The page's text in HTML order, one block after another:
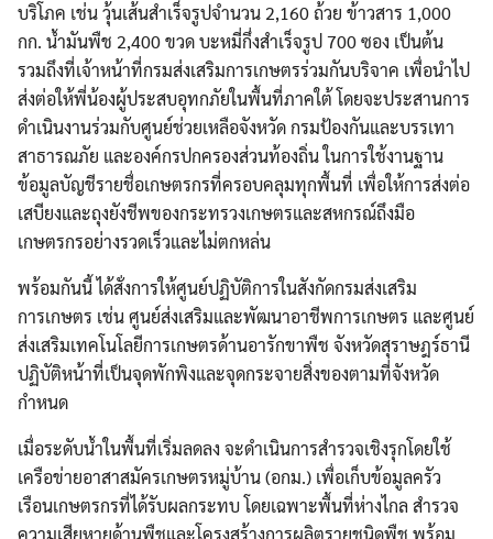
บริโภค เช่น วุ้นเส้นสำเร็จรูปจำนวน 2,160 ถ้วย ข้าวสาร 1,000
กก. น้ำมันพืช 2,400 ขวด บะหมี่กึ่งสำเร็จรูป 700 ซอง เป็นต้น
รวมถึงที่เจ้าหน้าที่กรมส่งเสริมการเกษตรร่วมกันบริจาค เพื่อนำไป
ส่งต่อให้พี่น้องผู้ประสบอุทกภัยในพื้นที่ภาคใต้ โดยจะประสานการ
ดำเนินงานร่วมกับศูนย์ช่วยเหลือจังหวัด กรมป้องกันและบรรเทา
สาธารณภัย และองค์กรปกครองส่วนท้องถิ่น ในการใช้งานฐาน
ข้อมูลบัญชีรายชื่อเกษตรกรที่ครอบคลุมทุกพื้นที่ เพื่อให้การส่งต่อ
เสบียงและถุงยังชีพของกระทรวงเกษตรและสหกรณ์ถึงมือ
เกษตรกรอย่างรวดเร็วและไม่ตกหล่น
พร้อมกันนี้ ได้สั่งการให้ศูนย์ปฏิบัติการในสังกัดกรมส่งเสริม
การเกษตร เช่น ศูนย์ส่งเสริมและพัฒนาอาชีพการเกษตร และศูนย์
ส่งเสริมเทคโนโลยีการเกษตรด้านอารักขาพืช จังหวัดสุราษฎร์ธานี
ปฏิบัติหน้าที่เป็นจุดพักพิงและจุดกระจายสิ่งของตามที่จังหวัด
กำหนด
เมื่อระดับน้ำในพื้นที่เริ่มลดลง จะดำเนินการสำรวจเชิงรุกโดยใช้
เครือข่ายอาสาสมัครเกษตรหมู่บ้าน (อกม.) เพื่อเก็บข้อมูลครัว
เรือนเกษตรกรที่ได้รับผลกระทบ โดยเฉพาะพื้นที่ห่างไกล สำรวจ
ความเสียหายด้านพืชและโครงสร้างการผลิตรายชนิดพืช พร้อม